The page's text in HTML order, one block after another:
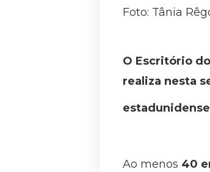
Foto: Tânia
O Escritório
realiza nesta
Ao menos 40